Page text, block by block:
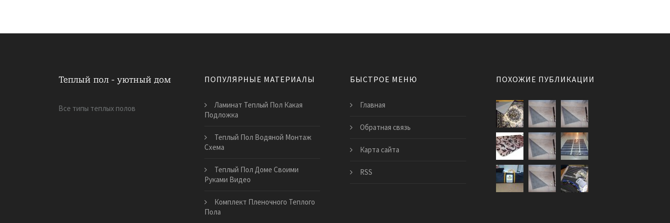
Все типы теплых полов
ПОПУЛЯРНЫЕ МАТЕРИАЛЫ
Ламинат Теплый Пол Какая
Подложка
Теплый Пол Водяной Монтаж
Схема
Теплый Пол Доме Своими
Руками Видео
Комплект Пленочного Теплого
Пола
БЫСТРОЕ МЕНЮ
Главная
Обратная связь
Карта сайта
RSS
ПОХОЖИЕ ПУБЛИКАЦИИ